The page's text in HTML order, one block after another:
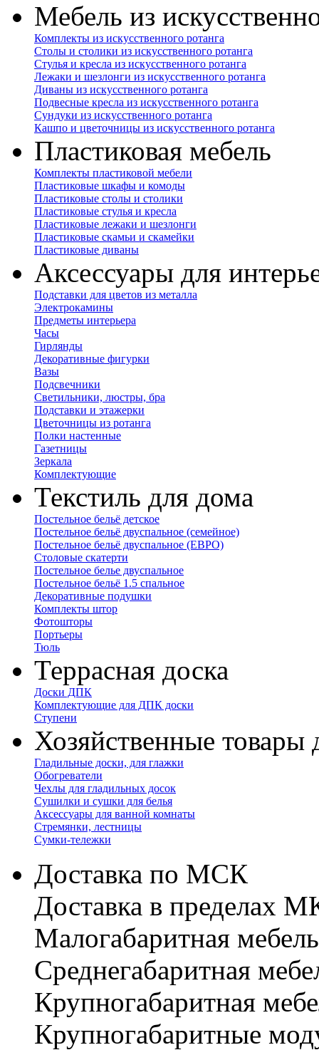
Мебель из
Комплекты из искусственного ротанга
Столы и столики из искусственного ротанга
Стулья и кресла из искусственного ротанга
Лежаки и шезлонги из искусственного ротанга
Диваны из искусственного ротанга
Подвесные кресла из искусственного ротанга
Сундуки из искусственного ротанга
Кашпо и цветочницы из искусственного ротанга
Пластиковая мебель
Комплекты пластиковой мебели
Пластиковые шкафы и комоды
Пластиковые столы и столики
Пластиковые стулья и кресла
Пластиковые лежаки и шезлонги
Пластиковые скамьи и скамейки
Пластиковые диваны
Аксессуары для
Подставки для цветов из металла
Электрокамины
Предметы интерьера
Часы
Гирлянды
Декоративные фигурки
Вазы
Подсвечники
Светильники, люстры, бра
Подставки и этажерки
Цветочницы из ротанга
Полки настенные
Газетницы
Зеркала
Комплектующие
Текстиль для дома
Постельное бельё детское
Постельное бельё двуспальное (семейное)
Постельное бельё двуспальное (ЕВРО)
Столовые скатерти
Постельное белье двуспальное
Постельное бельё 1.5 спальное
Декоративные подушки
Комплекты штор
Фотошторы
Портьеры
Тюль
Террасная доска
Доски ДПК
Комплектующие для ДПК доски
Ступени
Хозяйственные товары
Гладильные доски, для глажки
Обогреватели
Чехлы для гладильных досок
Сушилки и сушки для белья
Аксессуары для ванной комнаты
Стремянки, лестницы
Сумки-тележки
Доставка по МСК
Доставка в пределах
Малогабаритная
Cреднегабаритная
Крупногабаритная
Крупногабаритные